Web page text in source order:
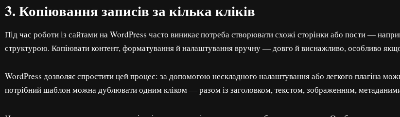
3. Копіювання записів за кілька кліків
Під час роботи із сайтами на WordPress часто виникає потреба створювати схожі сторінки або пости —
структурою. Копіювати контент, форматування й налаштування вручну — довго й виснажливо, особливо якщо
WordPress дозволяє спростити цей процес: за допомогою нескладного налаштування або легкого плагіна
потрібний шаблон можна дублювати одним кліком — разом із заголовком, текстом, зображенням,